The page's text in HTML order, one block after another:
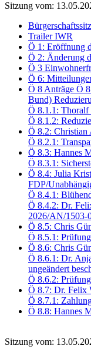
Sitzung vom:
Trailer IWR
Ö 1: Eröffnung
Ö 2: Änderung
Ö 3
Ö 6:
Ö 8 Anträge Ö
Bund)
Ö 8.1.1: Thoralf
Ö 8.1.2:
Ö 8.2: Christian
Ö 8.2.1:
Ö 8.3: Hannes
Ö 8.3.1:
Ö 8.4: Julia
FDP/
Ö 8.4.1:
Ö 8.4.2: Dr.
2026/AN/1503-
Ö 8.5: Chris
Ö 8.5.1:
Ö 8.6: Chris
Ö 8.6.1: Dr.
ungeändert
Ö 8.6.2:
Ö 8.7: Dr. Felix
Ö 8.7.1:
Ö 8.8: Hannes
Sitzung vom: